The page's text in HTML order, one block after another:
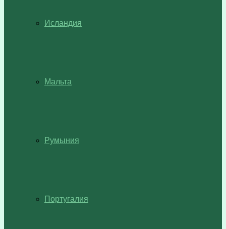
Исландия
Мальта
Румыния
Португалия